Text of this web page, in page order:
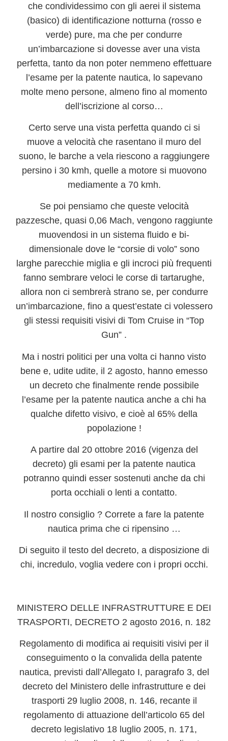
che condividessimo con gli aerei il sistema
(basico) di identificazione notturna (rosso e
verde) pure, ma che per condurre
un’imbarcazione si dovesse aver una vista
perfetta, tanto da non poter nemmeno effettuare
l’esame per la patente nautica, lo sapevano
molte meno persone, almeno fino al momento
dell’iscrizione al corso…
Certo serve una vista perfetta quando ci si
muove a velocità che rasentano il muro del
suono, le barche a vela riescono a raggiungere
persino i 30 kmh, quelle a motore si muovono
mediamente a 70 kmh.
Se poi pensiamo che queste velocità
pazzesche, quasi 0,06 Mach, vengono raggiunte
muovendosi in un sistema fluido e bi-
dimensionale dove le “corsie di volo” sono
larghe parecchie miglia e gli incroci più frequenti
fanno sembrare veloci le corse di tartarughe,
allora non ci sembrerà strano se, per condurre
un’imbarcazione, fino a quest’estate ci volessero
gli stessi requisiti visivi di Tom Cruise in “Top
Gun” .
Ma i nostri politici per una volta ci hanno visto
bene e, udite udite, il 2 agosto, hanno emesso
un decreto che finalmente rende possibile
l’esame per la patente nautica anche a chi ha
qualche difetto visivo, e cioè al 65% della
popolazione !
A partire dal 20 ottobre 2016(vigenza del
decreto) gli esami per la patente nautica
potranno quindi esser sostenuti anche da chi
porta occhiali o lenti a contatto.
Il nostro consiglio ? Correte a fare la patente
nautica prima che ci ripensino …
Di seguito il testo del decreto, a disposizione di
chi, incredulo, voglia vedere con i propri occhi.
MINISTERO DELLE INFRASTRUTTURE E DEI
TRASPORTI, DECRETO 2 agosto 2016, n. 182
Regolamento di modifica ai requisiti visivi per il
conseguimento o la convalida della patente
nautica, previsti dall’Allegato I, paragrafo 3, del
decreto del Ministero delle infrastrutture e dei
trasporti 29 luglio 2008, n. 146, recante il
regolamento di attuazione dell’articolo 65 del
decreto legislativo 18 luglio 2005, n. 171,